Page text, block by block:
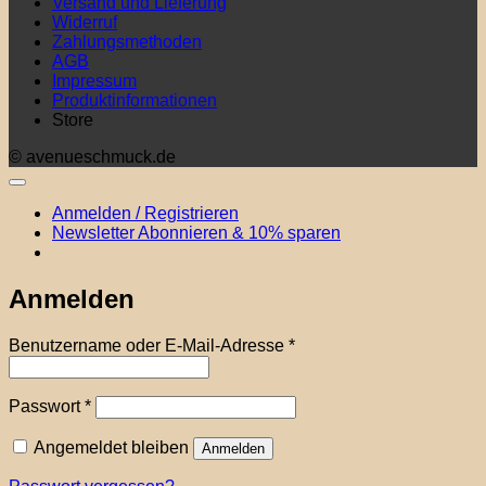
Widerruf
Zahlungsmethoden
AGB
Impressum
Produktinformationen
Store
© avenueschmuck.de
Anmelden / Registrieren
Newsletter Abonnieren & 10% sparen
Anmelden
Benutzername oder E-Mail-Adresse *Erforderlich
Passwort*Erforderlich
Angemeldet bleiben Anmelden